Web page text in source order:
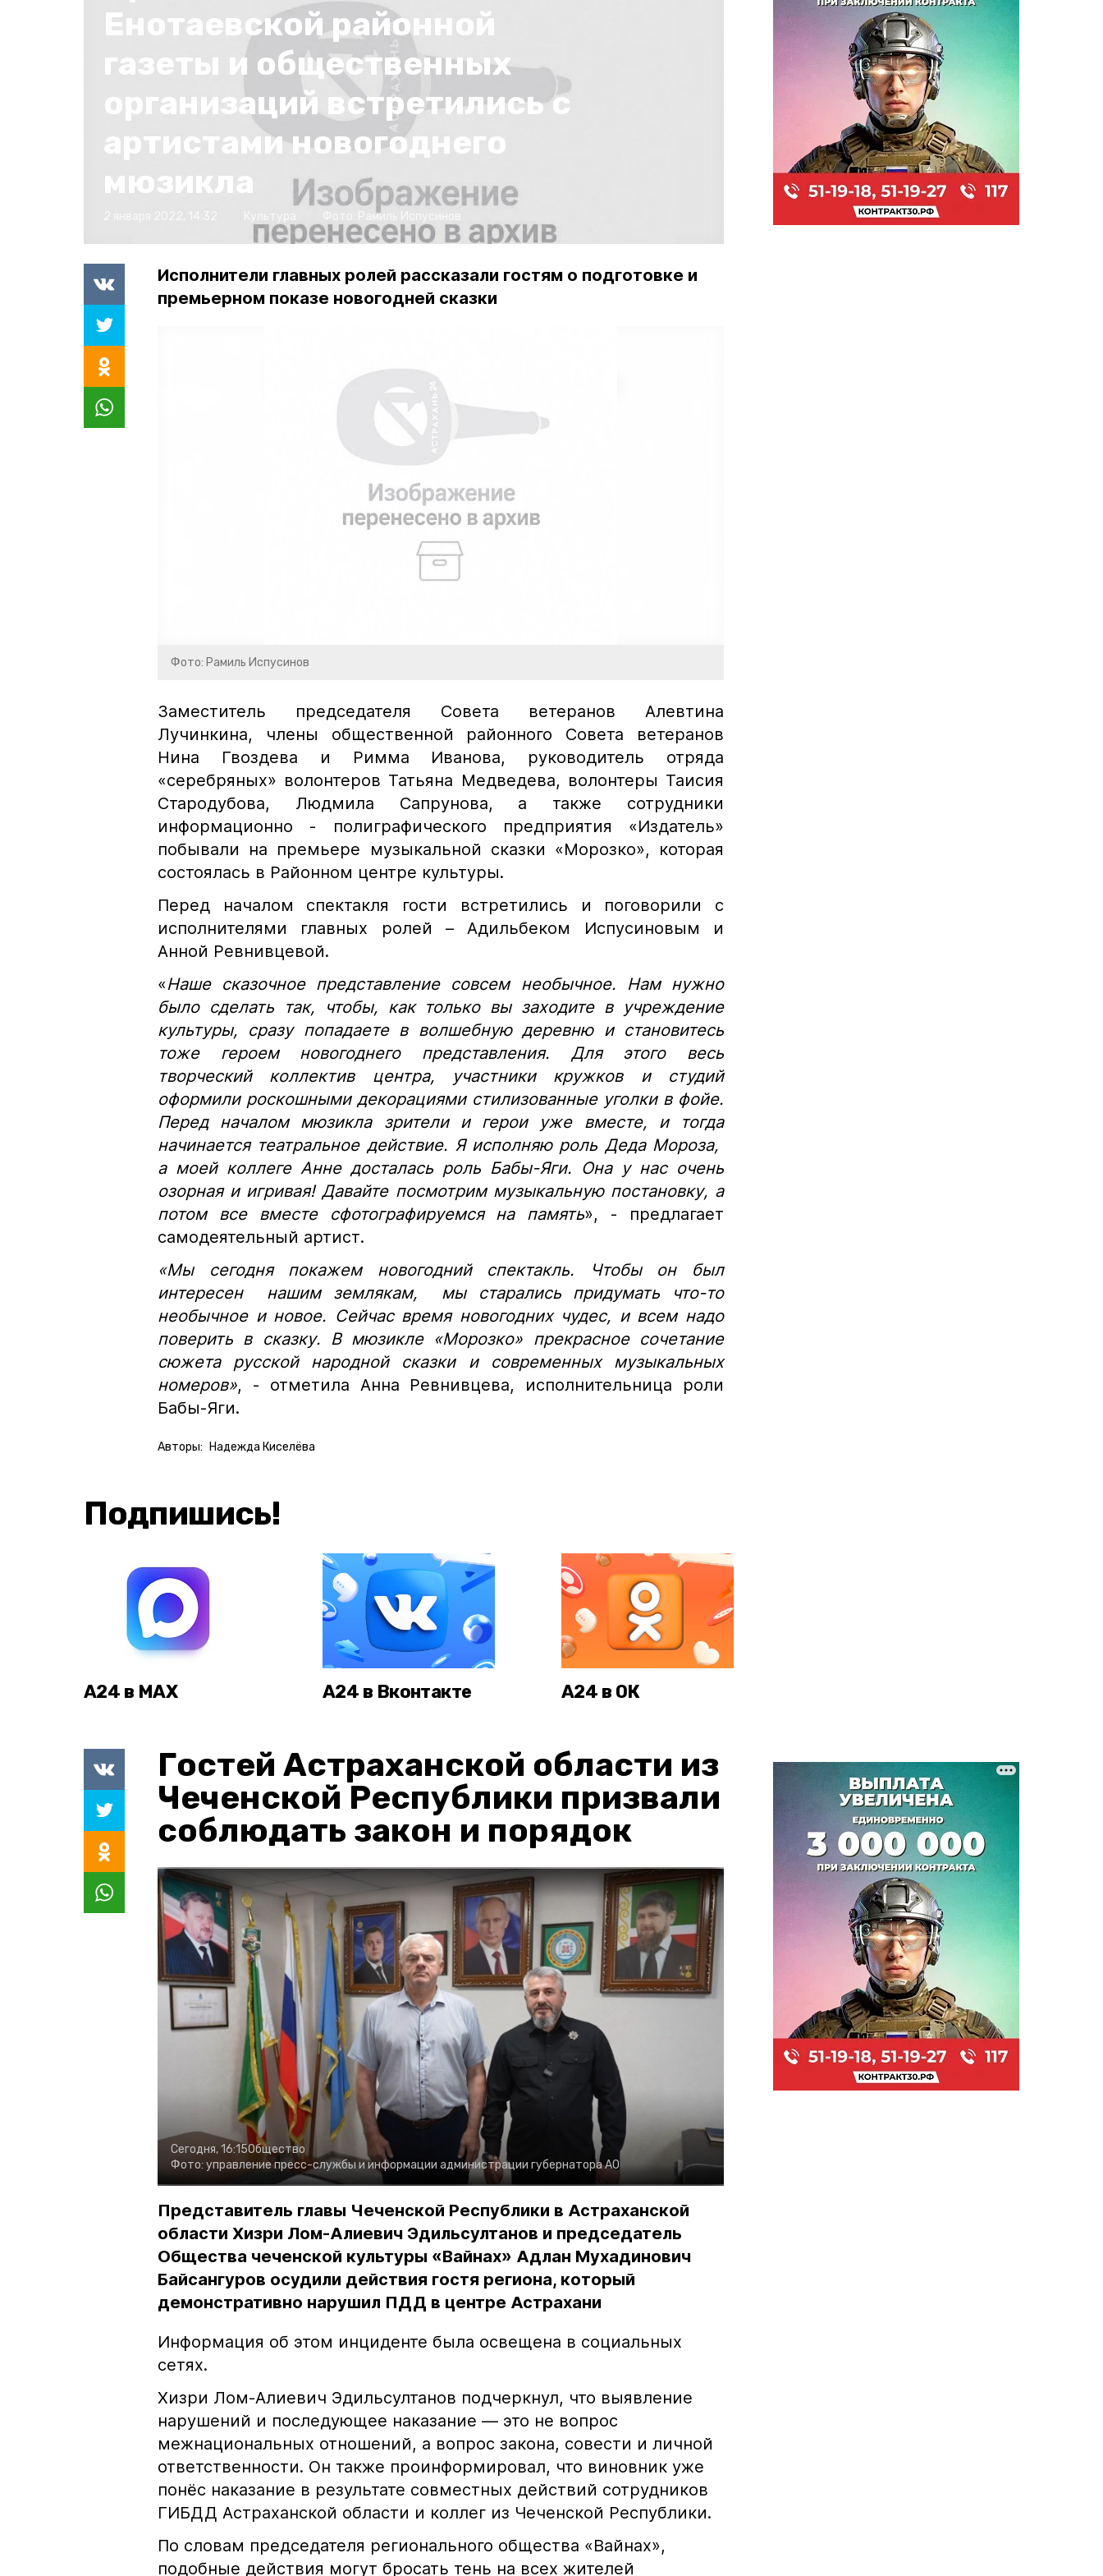
Енотаевской районной
газеты и общественных
организаций встретились с
артистами новогоднего
мюзикла
Рамиль Испусинов
Исполнители главных ролей рассказали гостям о подготовке и
премьерном показе новогодней сказки
Фото: Рамиль Испусинов
Заместитель председателя Совета ветеранов Алевтина
Лучинкина, члены общественной районного Совета ветеранов
Нина Гвоздева и Римма Иванова, руководитель отряда
«серебряных» волонтеров Татьяна Медведева, волонтеры Таисия
Стародубова, Людмила Сапрунова, а также сотрудники
информационно - полиграфического предприятия «Издатель»
побывали на премьере музыкальной сказки «Морозко», которая
состоялась в Районном центре культуры.
Перед началом спектакля гости встретились и поговорили с
исполнителями главных ролей – Адильбеком Испусиновым и
Анной Ревнивцевой.
«Наше сказочное представление совсем необычное. Нам нужно
было сделать так, чтобы, как только вы заходите в учреждение
культуры, сразу попадаете в волшебную деревню и становитесь
тоже героем новогоднего представления. Для этого весь
творческий коллектив центра, участники кружков и студий
оформили роскошными декорациями стилизованные уголки в фойе.
Перед началом мюзикла зрители и герои уже вместе, и тогда
начинается театральное действие. Я исполняю роль Деда Мороза,
а моей коллеге Анне досталась роль Бабы-Яги. Она у нас очень
озорная и игривая! Давайте посмотрим музыкальную постановку, а
потом все вместе сфотографируемся на память», - предлагает
самодеятельный артист.
«Мы сегодня покажем новогодний спектакль. Чтобы он был
интересен нашим землякам, мы старались придумать что-то
необычное и новое. Сейчас время новогодних чудес, и всем надо
поверить в сказку. В мюзикле «Морозко» прекрасное сочетание
сюжета русской народной сказки и современных музыкальных
номеров», - отметила Анна Ревнивцева, исполнительница роли
Бабы-Яги.
Авторы: Надежда Киселёва
Подпишись!
А24 в MAX А24 в Вконтакте А24 в ОК
Гостей Астраханской области из
Чеченской Республики призвали
соблюдать закон и порядок
Сегодня, 16:15Общество
Фото: управление пресс-службы и информации администрации губернатора АО
Представитель главы Чеченской Республики в Астраханской
области Хизри Лом-Алиевич Эдильсултанов и председатель
Общества чеченской культуры «Вайнах» Адлан Мухадинович
Байсангуров осудили действия гостя региона, который
демонстративно нарушил ПДД в центре Астрахани
Информация об этом инциденте была освещена в социальных
сетях.
Хизри Лом-Алиевич Эдильсултанов подчеркнул, что выявление
нарушений и последующее наказание — это не вопрос
межнациональных отношений, а вопрос закона, совести и личной
ответственности. Он также проинформировал, что виновник уже
понёс наказание в результате совместных действий сотрудников
ГИБДД Астраханской области и коллег из Чеченской Республики.
По словам председателя регионального общества «Вайнах»,
подобные действия могут бросать тень на всех жителей